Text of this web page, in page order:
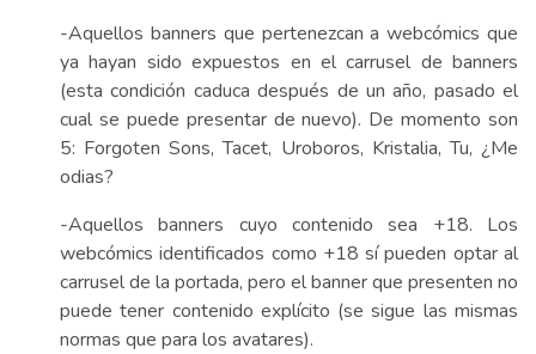
-Aquellos banners que pertenezcan a webcómics que
ya hayan sido expuestos en el carrusel de banners
(esta condición caduca después de un año, pasado el
cual se puede presentar de nuevo). De momento son
5: Forgoten Sons, Tacet, Uroboros, Kristalia, Tu, ¿Me
odias?
-Aquellos banners cuyo contenido sea +18. Los
webcómics identificados como +18 sí pueden optar al
carrusel de la portada, pero el banner que presenten no
puede tener contenido explícito (se sigue las mismas
normas que para los avatares).